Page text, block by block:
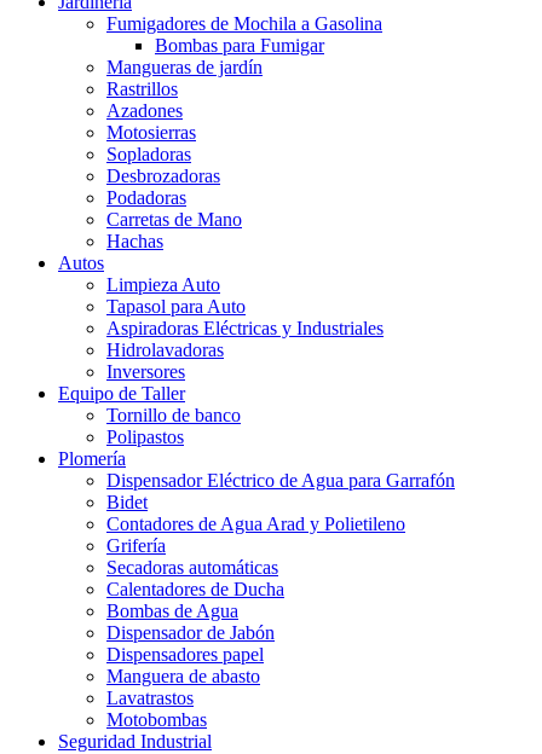
Fumigadores de Mochila a Gasolina
Bombas para Fumigar
Mangueras de jardín
Rastrillos
Azadones
Motosierras
Sopladoras
Desbrozadoras
Podadoras
Carretas de Mano
Hachas
Autos
Limpieza Auto
Tapasol para Auto
Aspiradoras Eléctricas y Industriales
Hidrolavadoras
Inversores
Equipo de Taller
Tornillo de banco
Polipastos
Plomería
Dispensador Eléctrico de Agua para Garrafón
Bidet
Contadores de Agua Arad y Polietileno
Grifería
Secadoras automáticas
Calentadores de Ducha
Bombas de Agua
Dispensador de Jabón
Dispensadores papel
Manguera de abasto
Lavatrastos
Motobombas
Seguridad Industrial